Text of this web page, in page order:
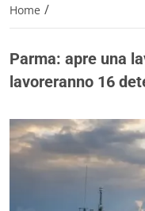
Home /
Parma: apre una
lavoreranno 16